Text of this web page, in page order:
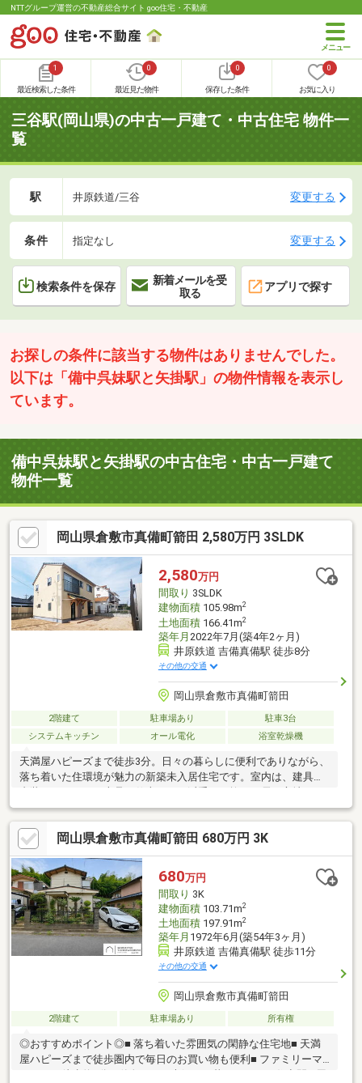
NTTグループ運営の不動産総合サイト goo住宅・不動産
1
最近検索した条件
0
最近見た物件
0
保存した条件
0
お気に入り
三谷駅(岡山県)の中古一戸建て・中古住宅 物件一
覧
駅 井原鉄道/三谷 変更する
条件 指定なし 変更する
検索条件を保存
新着メールを受
取る
アプリで探す
お探しの条件に該当する物件はありませんでした。
以下は「備中呉妹駅と矢掛駅」の物件情報を表示し
ています。
備中呉妹駅と矢掛駅の中古住宅・中古一戸建て
物件一覧
岡山県倉敷市真備町箭田 2,580万円 3SLDK
2,580万円
間取り 3SLDK
建物面積105.98m2
土地面積166.41m2
築年月 2022年7月(築4年2ヶ月)
井原鉄道 吉備真備駅 徒歩8分
その他の交通
岡山県倉敷市真備町箭田
2階建て 駐車場あり
駐車3台
システムキッチン
オール電化 浴室乾燥機
天満屋ハピーズまで徒歩3分。日々の暮らしに便利でありながら、
落ち着いた住環境が魅力の新築未入居住宅です。室内は、建具や
住み続けられる空間となっています。駐車スペースもゆとりがあ
り、来客時にも安心。これからの暮らしを、穏やかに大切に過ご
したい方におすすめの一邸です。◆住宅ローンサポート◆資金計
画から丁寧にご説明します。数ある物件の中からご覧いただきあ
りがとうございます。「相談してよかった」そう思っていただけ
る時間を大切にしています。 30年分のありがとうをこめて。暮
らしのそばに協立土地建物
岡山県倉敷市真備町箭田 680万円 3K
680万円
間取り 3K
建物面積103.71m2
土地面積197.91m2
築年月 1972年6月(築54年3ヶ月)
井原鉄道 吉備真備駅 徒歩11分
その他の交通
岡山県倉敷市真備町箭田
2階建て 駐車場あり 所有権
◎おすすめポイント◎■ 落ち着いた雰囲気の閑静な住宅地■ 天満
屋ハピーズまで徒歩圏内で毎日のお買い物も便利■ ファミリーマ